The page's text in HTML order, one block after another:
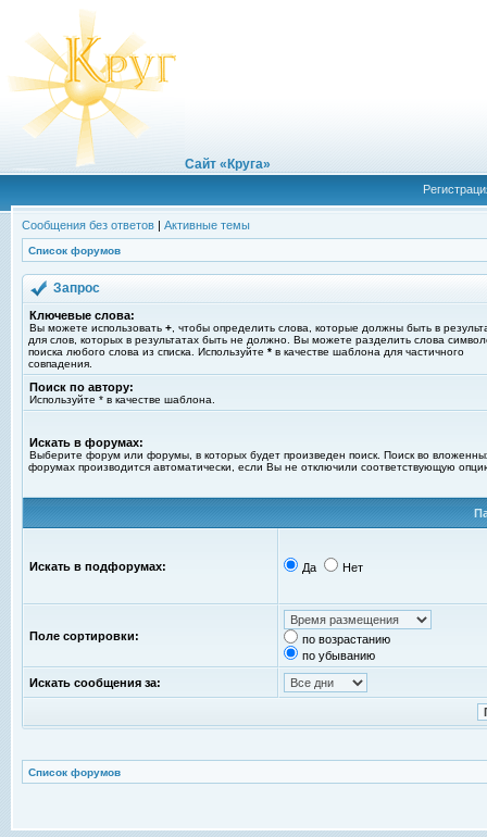
Сайт «Круга»
Сообщения без ответов | Активные темы
Список форумов
Запрос
Ключевые слова:
Вы можете использовать + , чтобы определить слова, которые должны быть в
для слов, которых в результатах быть не должно. Вы можете разделить слова
поиска любого слова из списка. Используйте * в качестве шаблона для частичного
совпадения.
Поиск по автору:
Используйте * в качестве шаблона.
Искать в форумах:
Выберите форум или форумы, в которых будет произведен поиск. Поиск во
форумах производится автоматически, если Вы не отключили соответствующую
Искать в подфорумах: Да Нет
Поле сортировки:
по возрастанию
по убыванию
Искать сообщения за:
Список форумов